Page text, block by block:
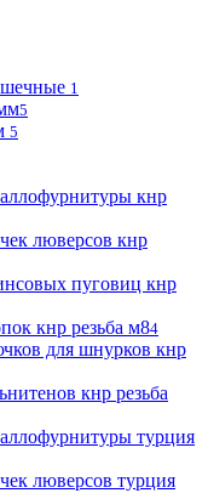
1
5
5
кнр
люверсов кнр
пуговиц кнр
кнр резьба м84
для шнурков кнр
кнр резьба
турция
люверсов турция